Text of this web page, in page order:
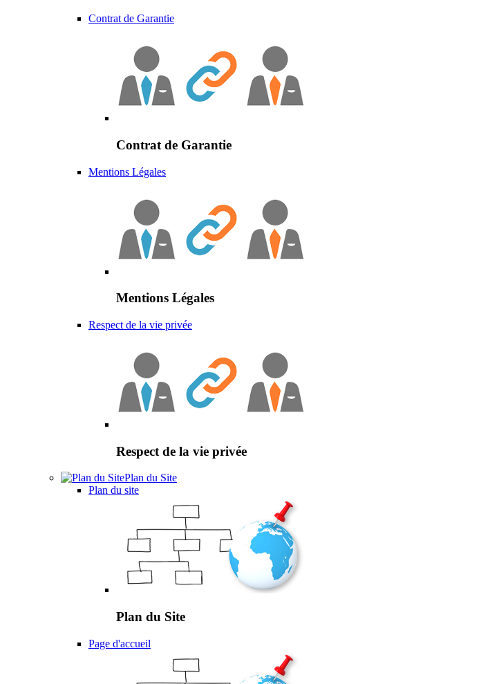
Contrat de Garantie
Contrat de Garantie
Mentions Légales
Mentions Légales
Respect de la vie privée
Respect de la vie privée
Plan du Site
Plan du site
Plan du Site
Page d'accueil